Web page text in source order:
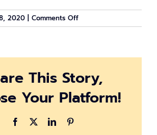
2020 Comments Offon
สิน
เกษตรกร
โครงการ
ไหน
This Story,
Your Platform!
Facebook LinkedIn